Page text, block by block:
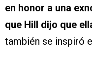
en honor a una
que Hill dijo que
también se inspiró